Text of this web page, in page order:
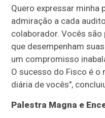
Quero expressar minha
admiração a cada
colaborador. Vocês
que desempenham
um compromisso
O sucesso do Fisco é
diária de vocês",
Palestra Magna e